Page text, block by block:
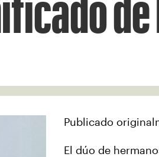
de
Publicado
El dúo de